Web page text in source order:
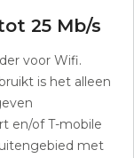
25 Mb/s
voor Wifi.
is het alleen
en/of T-mobile
met